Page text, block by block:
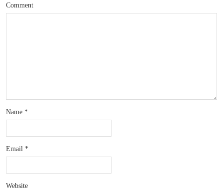
Comment
Name *
Email *
Website